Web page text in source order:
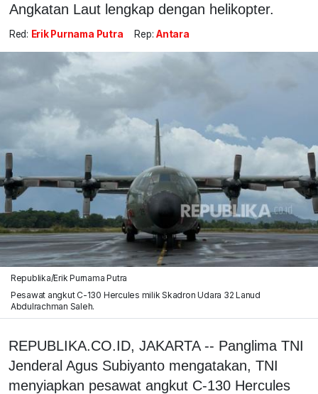
Angkatan Laut lengkap dengan helikopter.
Red: Erik Purnama Putra Rep: Antara
Republika/Erik Purnama Putra
Pesawat angkut C-130 Hercules milik Skadron Udara 32 Lanud
Abdulrachman Saleh.
REPUBLIKA.CO.ID, JAKARTA -- Panglima TNI
Jenderal Agus Subiyanto mengatakan, TNI
menyiapkan pesawat angkut C-130 Hercules